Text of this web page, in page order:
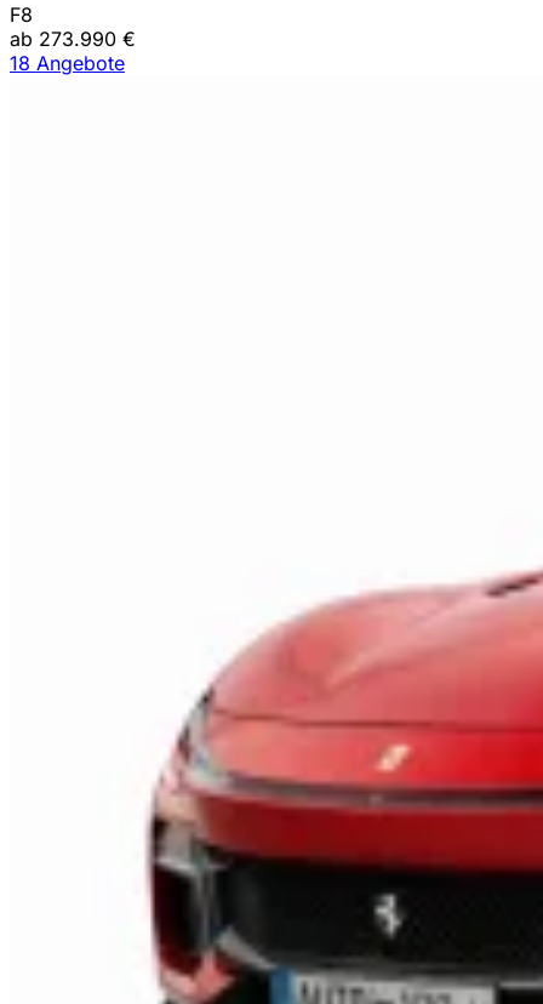
F8
ab 273.990 €
18 Angebote